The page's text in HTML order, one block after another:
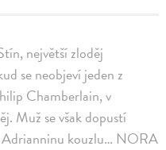
největší zloděj
se neobjeví jeden z
Chamberlain, v
Muž se však dopustí
Adrianninu kouzlu… NORA